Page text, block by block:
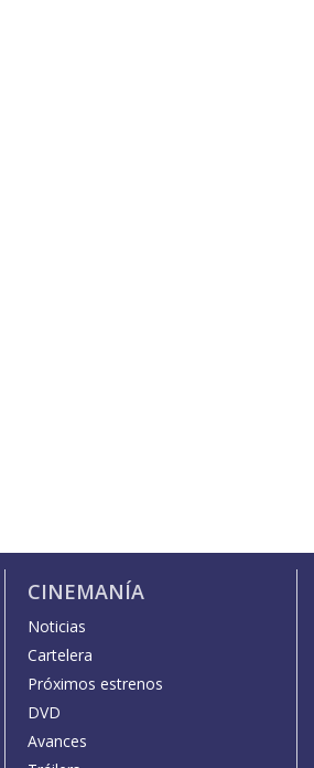
CINEMANÍA
Noticias
Cartelera
Próximos estrenos
DVD
Avances